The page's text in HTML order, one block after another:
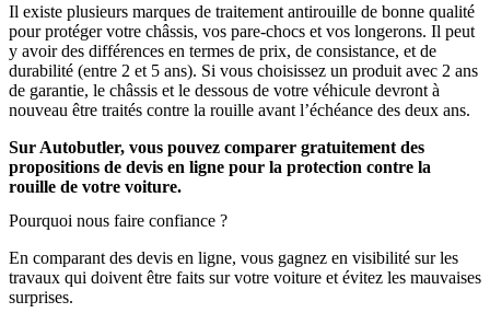
Il existe plusieurs marques de traitement antirouille de bonne qualité
pour protéger votre châssis, vos pare-chocs et vos longerons. Il peut
y avoir des différences en termes de prix, de consistance, et de
durabilité (entre 2 et 5 ans). Si vous choisissez un produit avec 2 ans
de garantie, le châssis et le dessous de votre véhicule devront à
nouveau être traités contre la rouille avant l’échéance des deux ans.
Sur Autobutler, vous pouvez comparer gratuitement des
propositions de devis en ligne pour la protection contre la
rouille de votre voiture.
Pourquoi nous faire confiance ?
En comparant des devis en ligne, vous gagnez en visibilité sur les
travaux qui doivent être faits sur votre voiture et évitez les mauvaises
surprises.